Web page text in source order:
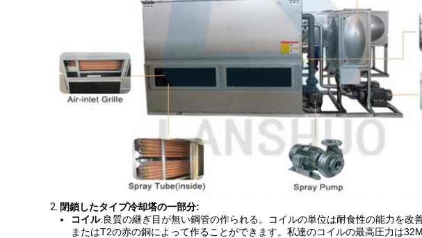
2. 閉鎖したタイプ冷却塔の一部分:
コイル:良質の継ぎ目が無い鋼管の作られる。コイルの単位は耐食性の能力を
またはT2の赤の銅によって作ることができます。私達のコイルの最高圧力は